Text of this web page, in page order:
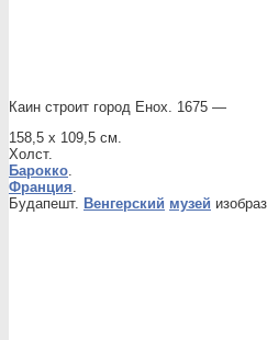
Каин строит город Енох. 1675 —
158,5 x 109,5 см.
Холст.
Барокко.
Франция.
Будапешт. Венгерский музей